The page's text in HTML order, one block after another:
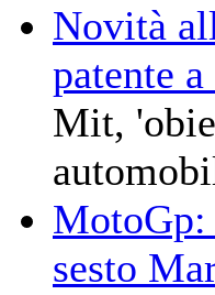
Novità
patente
Mit,
sesto